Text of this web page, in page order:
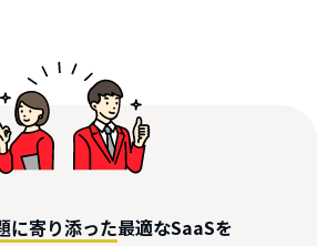
に寄り添った最適なSaaSを